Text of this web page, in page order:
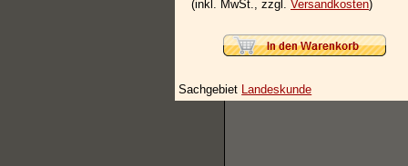
(inkl. MwSt., zzgl. Versandkosten)
Sachgebiet Landeskunde